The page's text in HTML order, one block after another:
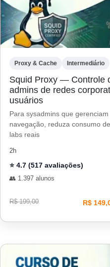
Proxy & Cache Intermediário
Squid Proxy — Controle
admins de redes
usuários
Para sysadmins que
navegação, reduza consumo
labs reais
2h
⭐ 4.7 (517 avaliações)
👥 1.397 alunos
R$ 199,00 R$